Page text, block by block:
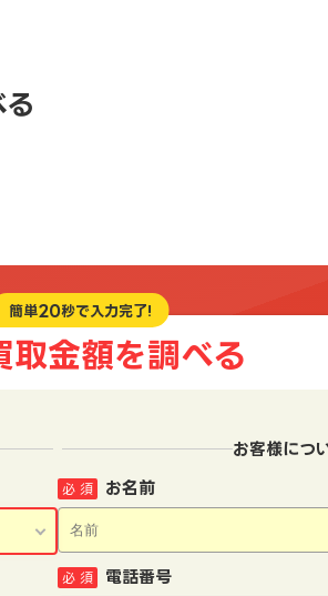
簡単20秒で入力完了!
取金額を調べる
お客様につ
お名前
必 須
電話番号
必 須